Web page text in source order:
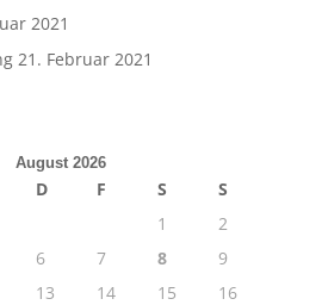
2021
21. Februar 2021
August 2026
D F S
S
1
2
6 7 8
9
13 14 15
16